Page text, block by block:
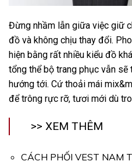
Đừng nhầm lẫn giữa việc giữ
đồ và không chịu thay đổi.
hiện bằng rất nhiều kiểu đồ
tổng thể bộ trang phục vẫn
hướng tới. Cứ thoải mái
để trông rực rỡ, tươi mới dù
>> XEM THÊM
CÁCH PHỐI VEST NAM